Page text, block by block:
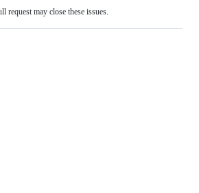
request may close these issues.